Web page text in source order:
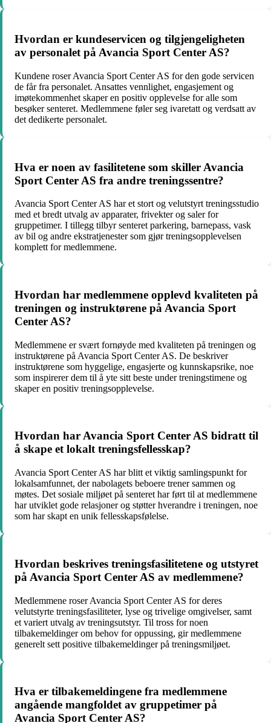
Hvordan er kundeservicen og tilgjengeligheten
av personalet på Avancia Sport Center AS?
Kundene roser Avancia Sport Center AS for den gode servicen
de får fra personalet. Ansattes vennlighet, engasjement og
imøtekommenhet skaper en positiv opplevelse for alle som
besøker senteret. Medlemmene føler seg ivaretatt og verdsatt av
det dedikerte personalet.
Hva er noen av fasilitetene som skiller Avancia
Sport Center AS fra andre treningssentre?
Avancia Sport Center AS har et stort og velutstyrt treningsstudio
med et bredt utvalg av apparater, frivekter og saler for
gruppetimer. I tillegg tilbyr senteret parkering, barnepass, vask
av bil og andre ekstratjenester som gjør treningsopplevelsen
komplett for medlemmene.
Hvordan har medlemmene opplevd kvaliteten på
treningen og instruktørene på Avancia Sport
Center AS?
Medlemmene er svært fornøyde med kvaliteten på treningen og
instruktørene på Avancia Sport Center AS. De beskriver
instruktørene som hyggelige, engasjerte og kunnskapsrike, noe
som inspirerer dem til å yte sitt beste under treningstimene og
skaper en positiv treningsopplevelse.
Hvordan har Avancia Sport Center AS bidratt til
å skape et lokalt treningsfellesskap?
Avancia Sport Center AS har blitt et viktig samlingspunkt for
lokalsamfunnet, der nabolagets beboere trener sammen og
møtes. Det sosiale miljøet på senteret har ført til at medlemmene
har utviklet gode relasjoner og støtter hverandre i treningen, noe
som har skapt en unik fellesskapsfølelse.
Hvordan beskrives treningsfasilitetene og utstyret
på Avancia Sport Center AS av medlemmene?
Medlemmene roser Avancia Sport Center AS for deres
velutstyrte treningsfasiliteter, lyse og trivelige omgivelser, samt
et variert utvalg av treningsutstyr. Til tross for noen
tilbakemeldinger om behov for oppussing, gir medlemmene
generelt sett positive tilbakemeldinger på treningsmiljøet.
Hva er tilbakemeldingene fra medlemmene
angående mangfoldet av gruppetimer på
Avancia Sport Center AS?